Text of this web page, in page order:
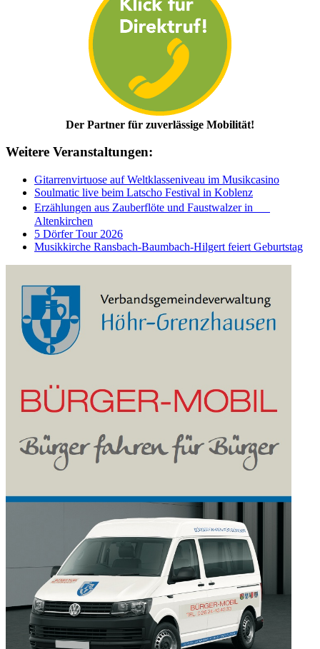
Der Partner für zuverlässige Mobilität!
Weitere Veranstaltungen:
Gitarrenvirtuose auf Weltklasseniveau im Musikcasino
Soulmatic live beim Latscho Festival in Koblenz
Erzählungen aus Zauberflöte und Faustwalzer in
Altenkirchen
5 Dörfer Tour 2026
Musikkirche Ransbach-Baumbach-Hilgert feiert Geburtstag